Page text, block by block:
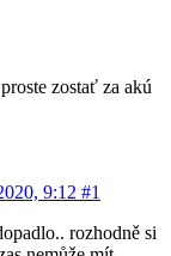
zostať za akú
9:12 #1
rozhodně si